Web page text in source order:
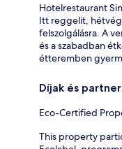
Hotelrestaurant
Itt reggelit,
felszolgálásra. A
és a szabadban
étteremben
Díjak és
Eco-Certified
This property